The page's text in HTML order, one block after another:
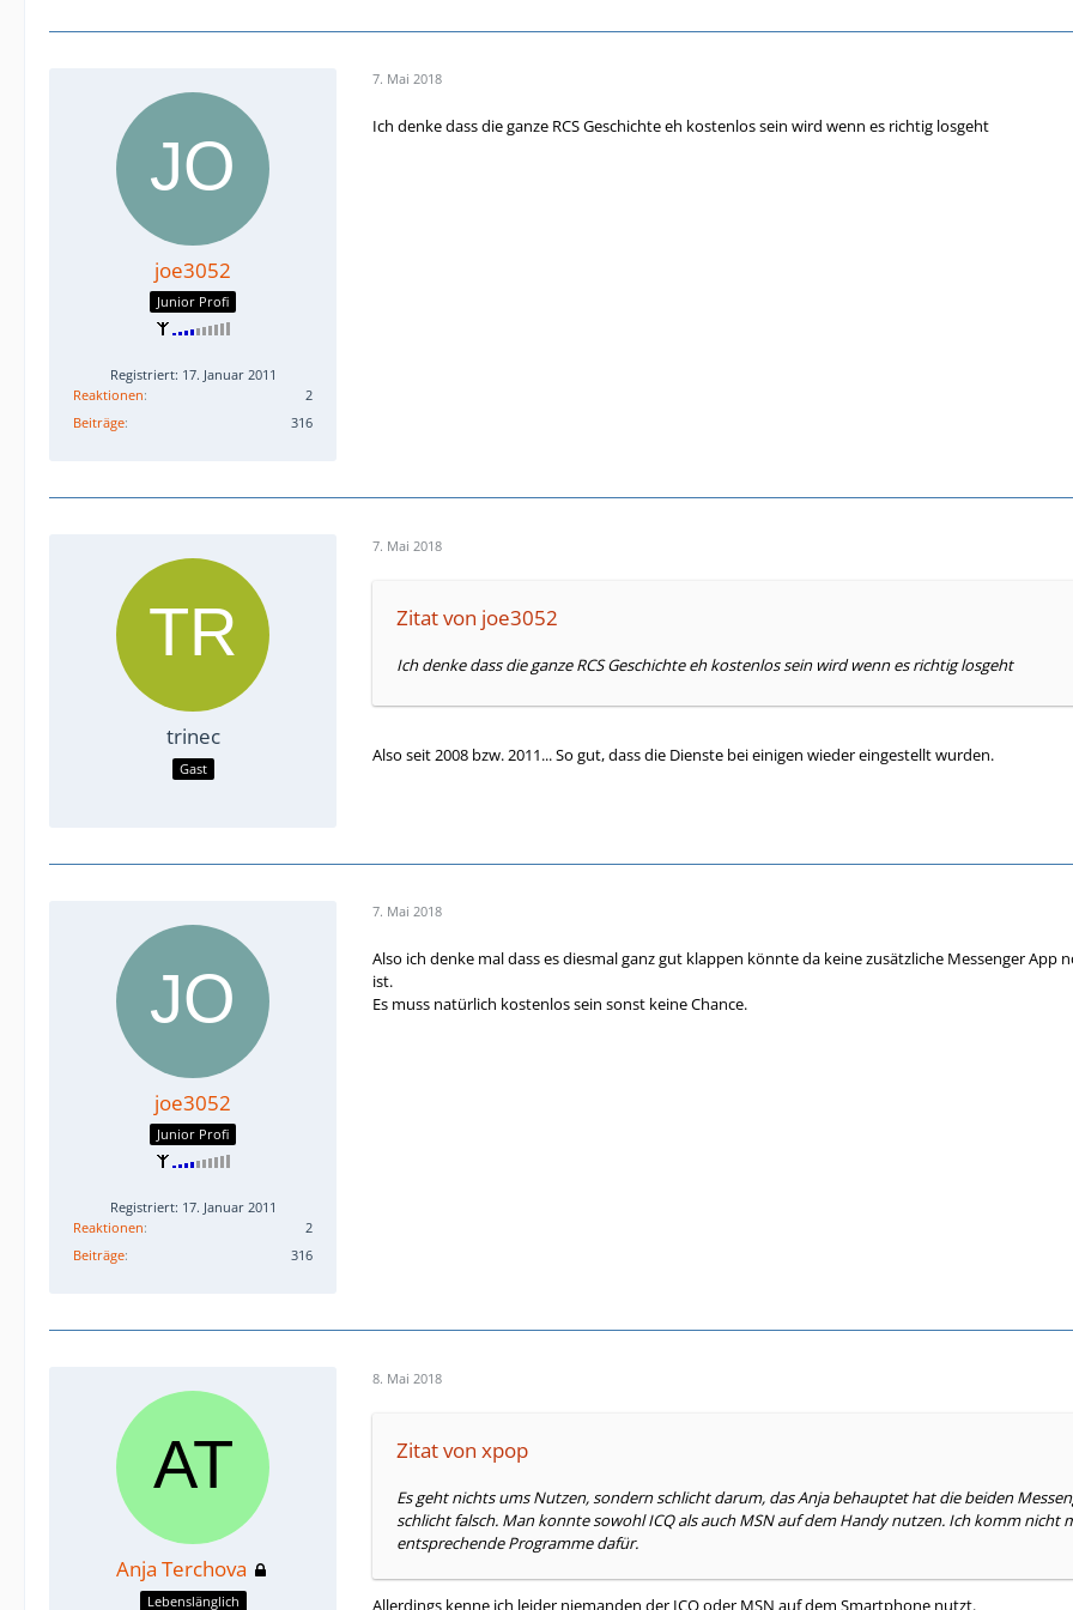
joe3052
Junior Profi
Registriert: 17. Januar 2011
Reaktionen
2
Beiträge
316
7. Mai 2018
Ich denke dass die ganze RCS Geschichte eh kostenlos sein wird wenn es richtig losgeht
trinec
Gast
7. Mai 2018
Zitat von joe3052
Ich denke dass die ganze RCS Geschichte eh kostenlos sein wird wenn es richtig losgeht
Also seit 2008 bzw. 2011... So gut, dass die Dienste bei einigen wieder eingestellt wurden.
joe3052
Junior Profi
Registriert: 17. Januar 2011
Reaktionen
2
Beiträge
316
7. Mai 2018
Also ich denke mal dass es diesmal ganz gut klappen könnte da keine zusätzliche Messenger
ist.
Es muss natürlich kostenlos sein sonst keine Chance.
Anja Terchova
Lebenslänglich
8. Mai 2018
Zitat von xpop
Es geht nichts ums Nutzen, sondern schlicht darum, das Anja behauptet hat die beiden
schlicht falsch. Man konnte sowohl ICQ als auch MSN auf dem Handy nutzen. Ich komm
entsprechende Programme dafür.
Allerdings kenne ich leider niemanden der ICQ oder MSN auf dem Smartphone nutzt.